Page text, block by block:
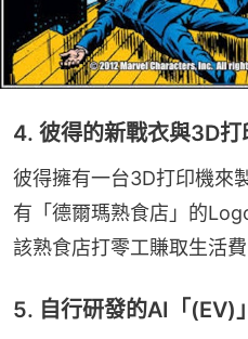
4. 彼得的新戰衣與3D打
彼得擁有一台3D打印機來
有「德爾瑪熟食店」的
該熟食店打零工賺取生活費
5. 自行研發的AI「(EV)